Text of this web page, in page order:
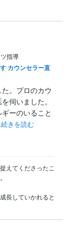
指導
カウンセラー直
。プロのカウ
伺いました。
ーのいること
続きを読む
えてくださったこ
長していかれると